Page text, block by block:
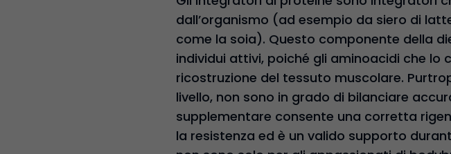
dall’organismo (ad esempio da siero di
come la soia). Questo componente della
individui attivi, poiché gli aminoacidi che lo
ricostruzione del tessuto muscolare.
livello, non sono in grado di bilanciare
supplementare consente una corretta
la resistenza ed è un valido supporto